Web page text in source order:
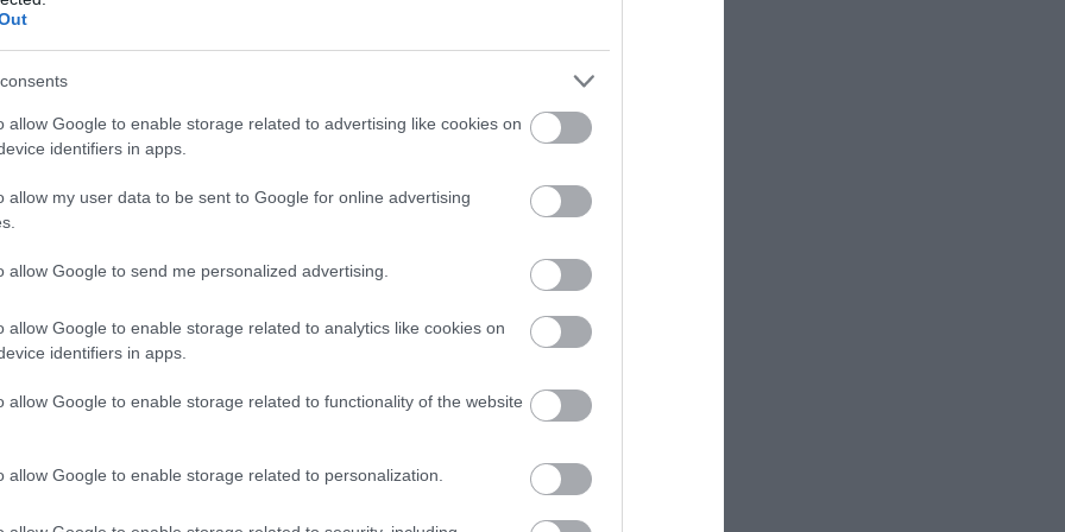
allow Google to enable storage related to advertising like cookies on
identifiers in apps.
allow my user data to be sent to Google for online advertising
allow Google to send me personalized advertising.
allow Google to enable storage related to analytics like cookies on
identifiers in apps.
allow Google to enable storage related to functionality of the website
allow Google to enable storage related to personalization.
ακραίες θερμοκρασίες και συνθήκες παρόμοιες με
στιγμές του σύμπαντος.
Physicists accidentally turn Lead into Gold while simulating
pic.twitter.com/Hc6O51XXdC
(@fascinatingonX)
May 13, 2026
των συγκρούσεων,
μολύβδου έχασαν πρωτόνια, μετατρεπόμενοι
χρυσού — μία διαδικασία που μέχρι σήμερα
εξαιρετικά δύσκολο να επιτευχθεί στην πράξη.
και εξαφανίστηκε σχεδόν αμέσως, το επίτευγμα
κρίσιμες θεωρίες της πυρηνικής φυσικής και δίνει νέα